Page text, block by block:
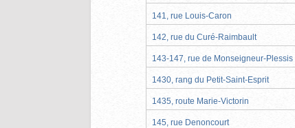
141, rue Louis-Caron
142, rue du Curé-Raimbault
143-147, rue de Monseigneur-Plessis
1430, rang du Petit-Saint-Esprit
1435, route Marie-Victorin
145, rue Denoncourt